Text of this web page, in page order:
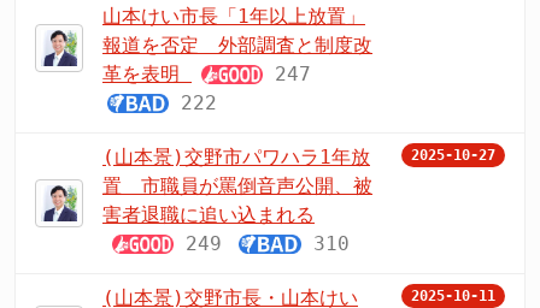
山本けい市長「1年以上放置」
報道を否定 外部調査と制度改
革を表明
247
222
(山本景)交野市パワハラ1年放
置 市職員が罵倒音声公開、被
害者退職に追い込まれる
249
310
2025-10-27
(山本景)交野市長・山本けい 2025-10-11